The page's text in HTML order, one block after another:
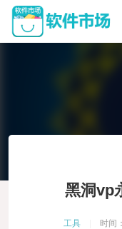
黑洞vp
工具 时间